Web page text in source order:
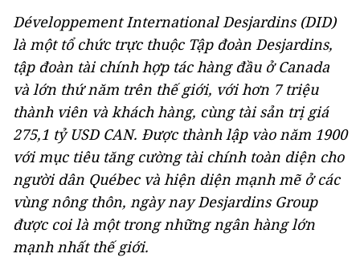
Développement International Desjardins (DID)
là một tổ chức trực thuộc Tập đoàn Desjardins,
tập đoàn tài chính hợp tác hàng đầu ở Canada
và lớn thứ năm trên thế giới, với hơn 7 triệu
thành viên và khách hàng, cùng tài sản trị giá
275,1 tỷ USD CAN. Được thành lập vào năm 1900
với mục tiêu tăng cường tài chính toàn diện cho
người dân Québec và hiện diện mạnh mẽ ở các
vùng nông thôn, ngày nay Desjardins Group
được coi là một trong những ngân hàng lớn
mạnh nhất thế giới.